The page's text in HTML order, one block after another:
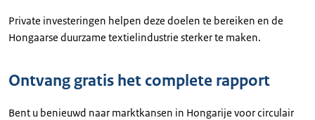
Private investeringen helpen deze doelen te bereiken en de
Hongaarse duurzame textielindustrie sterker te maken.
Ontvang gratis het complete rapport
Bent u benieuwd naar marktkansen in Hongarije voor circulair